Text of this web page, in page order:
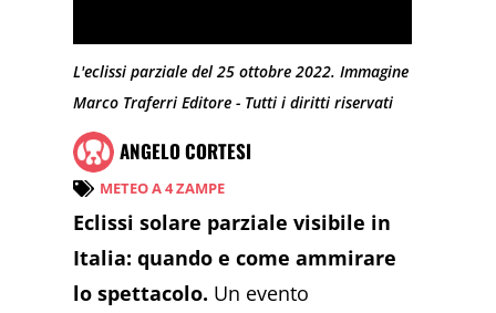
L'eclissi parziale del 25 ottobre 2022. Immagine
Marco Traferri Editore - Tutti i diritti riservati
ANGELO CORTESI
METEO A 4 ZAMPE
Eclissi solare parziale visibile in
Italia: quando e come ammirare
lo spettacolo. Un evento